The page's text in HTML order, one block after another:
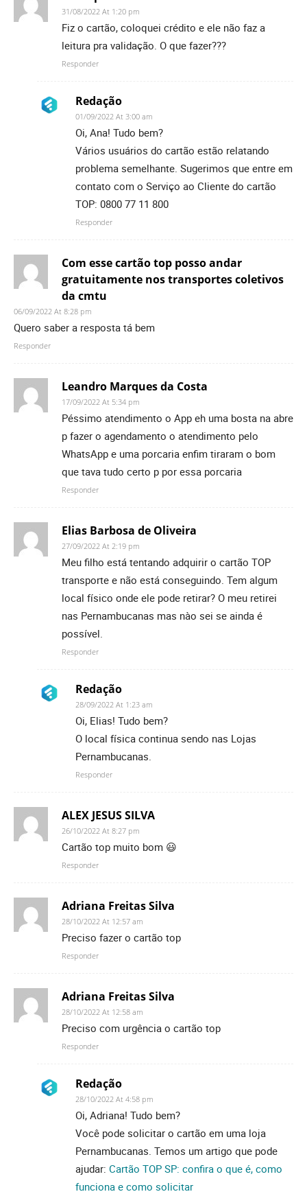
31/08/2022 At 1:20 pm
Fiz o cartão, coloquei crédito e ele não faz a
leitura pra validação. O que fazer???
Responder
Redação
01/09/2022 At 3:00 am
Oi, Ana! Tudo bem?
Vários usuários do cartão estão relatando
problema semelhante. Sugerimos que entre em
contato com o Serviço ao Cliente do cartão
TOP: 0800 77 11 800
Responder
Com esse cartão top posso andar
gratuitamente nos transportes coletivos
da cmtu
06/09/2022 At 8:28 pm
Quero saber a resposta tá bem
Responder
Leandro Marques da Costa
17/09/2022 At 5:34 pm
Péssimo atendimento o App eh uma bosta na abre
p fazer o agendamento o atendimento pelo
WhatsApp e uma porcaria enfim tiraram o bom
que tava tudo certo p por essa porcaria
Responder
Elias Barbosa de Oliveira
27/09/2022 At 2:19 pm
Meu filho está tentando adquirir o cartão TOP
transporte e não está conseguindo. Tem algum
local físico onde ele pode retirar? O meu retirei
nas Pernambucanas mas nào sei se ainda é
possível.
Responder
Redação
28/09/2022 At 1:23 am
Oi, Elias! Tudo bem?
O local física continua sendo nas Lojas
Pernambucanas.
Responder
ALEX JESUS SILVA
26/10/2022 At 8:27 pm
Cartão top muito bom 😃
Responder
Adriana Freitas Silva
28/10/2022 At 12:57 am
Preciso fazer o cartão top
Responder
Adriana Freitas Silva
28/10/2022 At 12:58 am
Preciso com urgência o cartão top
Responder
Redação
28/10/2022 At 4:58 pm
Oi, Adriana! Tudo bem?
Você pode solicitar o cartão em uma loja
Pernambucanas. Temos um artigo que pode
ajudar: Cartão TOP SP: confira o que é, como
funciona e como solicitar